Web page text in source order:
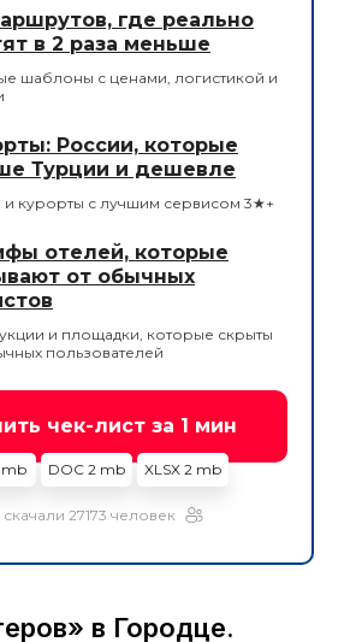
где реально
в 2 раза меньше
шаблоны с ценами, логистикой и
России, которые
Турции и дешевле
и курорты с лучшим сервисом 3★+
отелей, которые
от обычных
и площадки, которые скрыты
пользователей
чек-лист за 1 мин
mb DOC 2 mb XLSX 2 mb
27173 человек
в Городце.